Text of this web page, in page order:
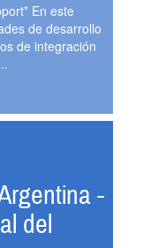
En este
de desarrollo
de integración
-
del